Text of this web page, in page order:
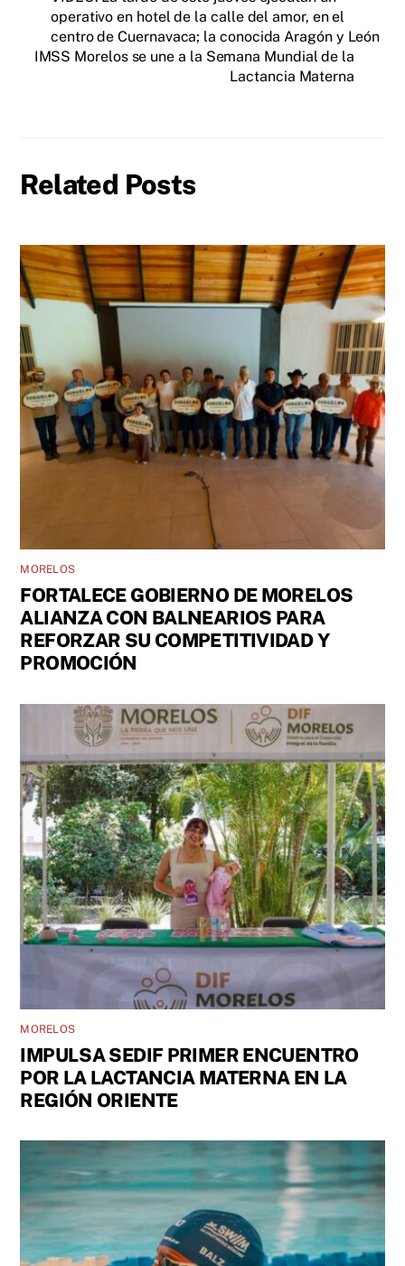
operativo en hotel de la calle del amor, en el
centro de Cuernavaca; la conocida Aragón y León
IMSS Morelos se une a la Semana Mundial de la
Lactancia Materna
Related Posts
MORELOS
FORTALECE GOBIERNO DE MORELOS
ALIANZA CON BALNEARIOS PARA
REFORZAR SU COMPETITIVIDAD Y
PROMOCIÓN
MORELOS
IMPULSA SEDIF PRIMER ENCUENTRO
POR LA LACTANCIA MATERNA EN LA
REGIÓN ORIENTE